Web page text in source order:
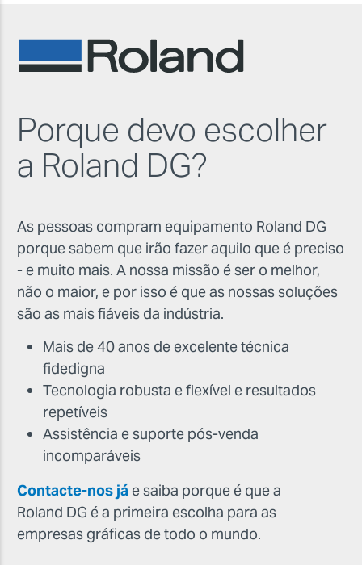
Porque devo escolher
a Roland DG?
As pessoas compram equipamento Roland DG
porque sabem que irão fazer aquilo que é preciso
- e muito mais. A nossa missão é ser o melhor,
não o maior, e por isso é que as nossas soluções
são as mais fiáveis da indústria.
Mais de 40 anos de excelente técnica
fidedigna
Tecnologia robusta e flexível e resultados
repetíveis
Assistência e suporte pós-venda
incomparáveis
Contacte-nos já e saiba porque é que a
Roland DG é a primeira escolha para as
empresas gráficas de todo o mundo.